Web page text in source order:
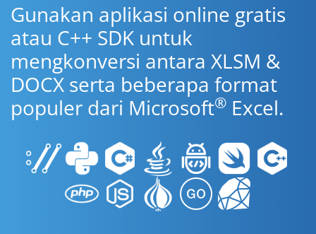
Gunakan aplikasi online gratis
atau C++ SDK untuk
mengkonversi antara XLSM &
DOCX serta beberapa format
populer dari Microsoft® Excel.